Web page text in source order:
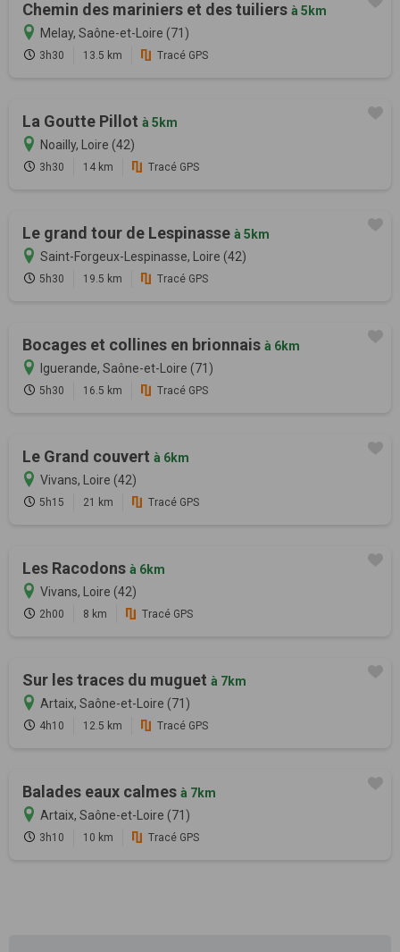
Chemin des mariniers et des tuiliers à 5km
Melay, Saône-et-Loire (71)
3h30 13.5 km Tracé GPS
La Goutte Pillot à 5km
Noailly, Loire (42)
3h30 14 km Tracé GPS
Le grand tour de Lespinasse à 5km
Saint-Forgeux-Lespinasse, Loire (42)
5h30 19.5 km Tracé GPS
Bocages et collines en brionnais à 6km
Iguerande, Saône-et-Loire (71)
5h30 16.5 km Tracé GPS
Le Grand couvert à 6km
Vivans, Loire (42)
5h15 21 km Tracé GPS
Les Racodons à 6km
Vivans, Loire (42)
2h00 8 km Tracé GPS
Sur les traces du muguet à 7km
Artaix, Saône-et-Loire (71)
4h10 12.5 km Tracé GPS
Balades eaux calmes à 7km
Artaix, Saône-et-Loire (71)
3h10 10 km Tracé GPS